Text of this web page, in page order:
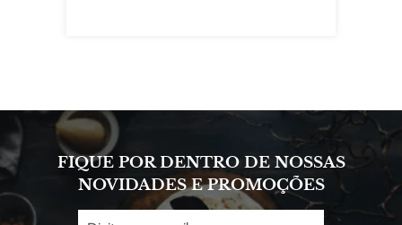
FIQUE POR DENTRO DE NOSSAS
NOVIDADES E PROMOÇÕES